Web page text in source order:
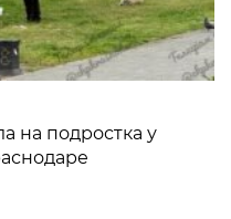
на подростка у